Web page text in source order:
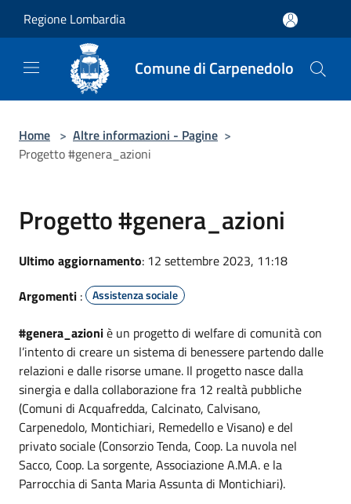
Regione Lombardia
Comune di Carpenedolo
Home > Altre informazioni - Pagine >
Progetto #genera_azioni
Progetto #genera_azioni
Ultimo aggiornamento: 12 settembre 2023, 11:18
Argomenti : Assistenza sociale
#genera_azioniè un progetto di welfare di comunità con
l’intento di creare un sistema di benessere partendo dalle
relazioni e dalle risorse umane. Il progetto nasce dalla
sinergia e dalla collaborazione fra 12 realtà pubbliche
(Comuni di Acquafredda, Calcinato, Calvisano,
Carpenedolo, Montichiari, Remedello e Visano) e del
privato sociale (Consorzio Tenda, Coop. La nuvola nel
Sacco, Coop. La sorgente, Associazione A.M.A. e la
Parrocchia di Santa Maria Assunta di Montichiari).